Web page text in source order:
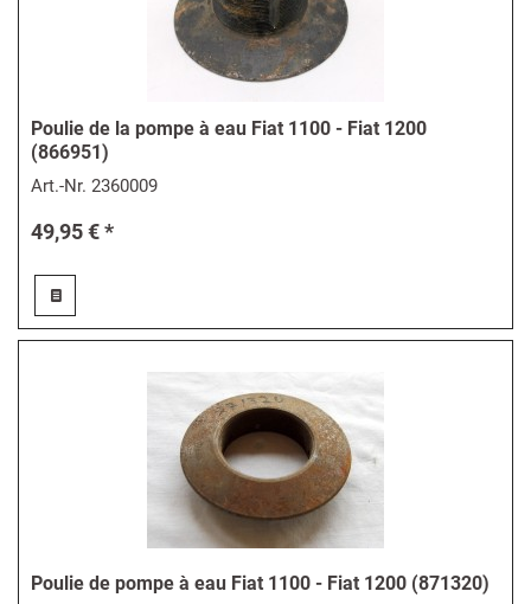
Poulie de la pompe à eau Fiat 1100 - Fiat 1200
(866951)
Art.-Nr.2360009
49,95 € *
Poulie de pompe à eau Fiat 1100 - Fiat 1200 (871320)